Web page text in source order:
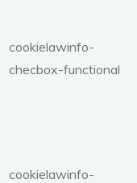
cookielawinfo-
checbox-functional
cookielawinfo-